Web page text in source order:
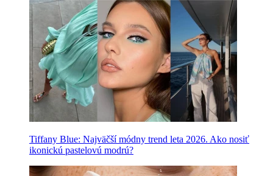
Tiffany Blue: Najväčší módny trend leta 2026. Ako nosiť
ikonickú pastelovú modrú?